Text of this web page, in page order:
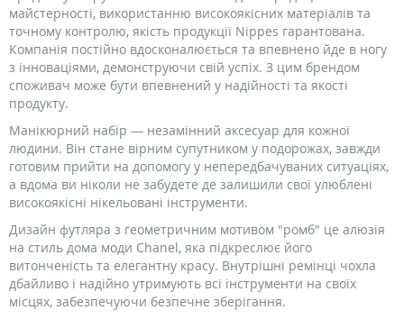
майстерності, використанню високоякісних матеріалів та
точному контролю, якість продукції Nippes гарантована.
Компанія постійно вдосконалюється та впевнено йде в ногу
з інноваціями, демонструючи свій успіх. З цим брендом
споживач може бути впевнений у надійності та якості
продукту.
Манікюрний набір — незамінний аксесуар для кожної
людини. Він стане вірним супутником у подорожах, завжди
готовим прийти на допомогу у непередбачуваних ситуаціях,
а вдома ви ніколи не забудете де залишили свої улюблені
високоякісні нікельовані інструменти.
Дизайн футляра з геометричним мотивом "ромб" це алюзія
на стиль дома моди Chanel, яка підкреслює його
витонченість та елегантну красу. Внутрішні ремінці чохла
дбайливо і надійно утримують всі інструменти на своїх
місцях, забезпечуючи безпечне зберігання.